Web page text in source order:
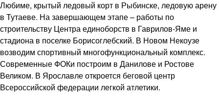
Любиме, крытый ледовый корт в Рыбинске, ледовую арену
в Тутаеве. На завершающем этапе – работы по
строительству Центра единоборств в Гаврилов-Яме и
стадиона в поселке Борисоглебский. В Новом Некоузе
возводим спортивный многофункциональный комплекс.
Современные ФОКи построим в Данилове и Ростове
Великом. В Ярославле откроется беговой центр
Всероссийской федерации легкой атлетики.